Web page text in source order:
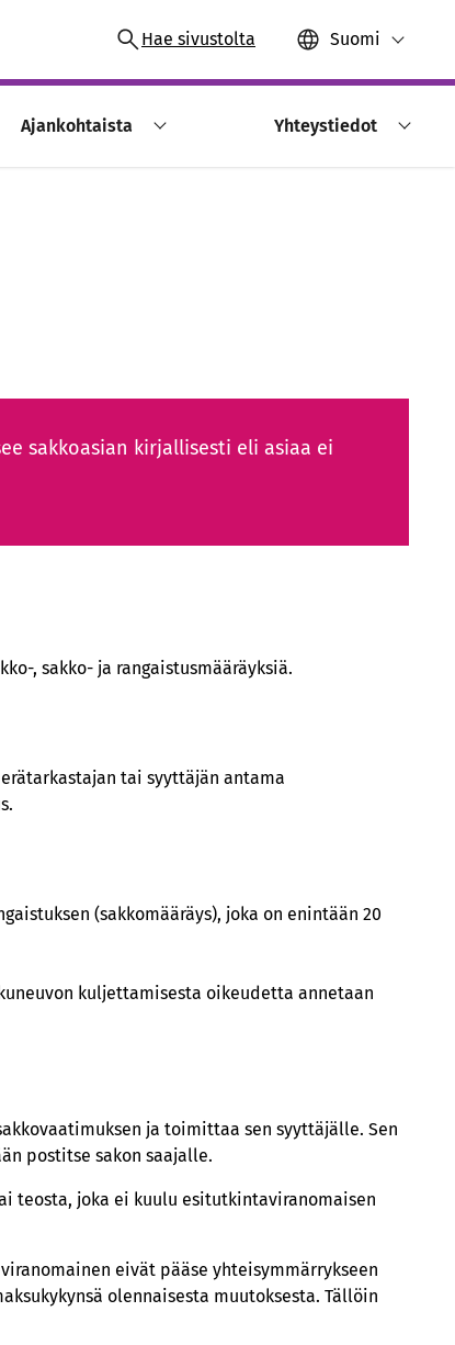
Hae sivustolta Suomi
Ajankohtaista Yhteystiedot
sakkoasian kirjallisesti eli asiaa ei
, sakko- ja rangaistusmääräyksiä.
tai syyttäjän antama
(sakkomääräys), joka on enintään 20
kuljettamisesta oikeudetta annetaan
ja toimittaa sen syyttäjälle. Sen
postitse sakon saajalle.
teosta, joka ei kuulu esitutkintaviranomaisen
eivät pääse yhteisymmärrykseen
olennaisesta muutoksesta. Tällöin